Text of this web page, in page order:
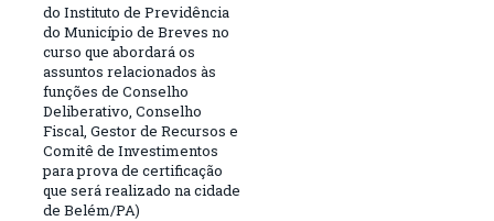
do Instituto de Previdência
do Município de Breves no
curso que abordará os
assuntos relacionados às
funções de Conselho
Deliberativo, Conselho
Fiscal, Gestor de Recursos e
Comitê de Investimentos
para prova de certificação
que será realizado na cidade
de Belém/PA)